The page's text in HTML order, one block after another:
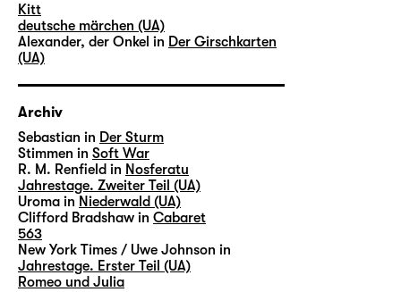
Kitt
deutsche märchen (UA)
Alexander, der Onkel in Der Girschkarten
(UA)
Archiv
Sebastian in Der Sturm
Stimmen in Soft War
R. M. Renfield in Nosferatu
Jahrestage. Zweiter Teil (UA)
Uroma in Niederwald (UA)
Clifford Bradshaw in Cabaret
563
New York Times / Uwe Johnson in
Jahrestage. Erster Teil (UA)
Romeo und Julia